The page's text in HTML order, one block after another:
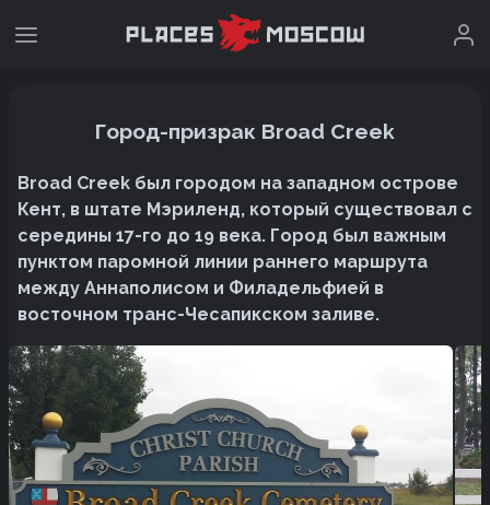
Город-призрак Broad Creek
Broad Creek был городом на западном острове
Кент, в штате Мэриленд, который существовал с
середины 17-го до 19 века. Город был важным
пунктом паромной линии раннего маршрута
между Аннаполисом и Филадельфией в
восточном транс-Чесапикском заливе.